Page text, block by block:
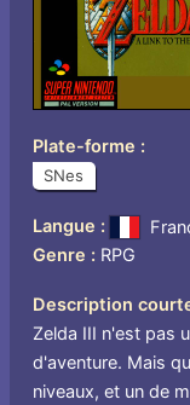
Plate-forme
SNes
Langue
Genre
RPG
Description
Zelda III n'est pas
d'aventure. Mais
niveaux, et un de